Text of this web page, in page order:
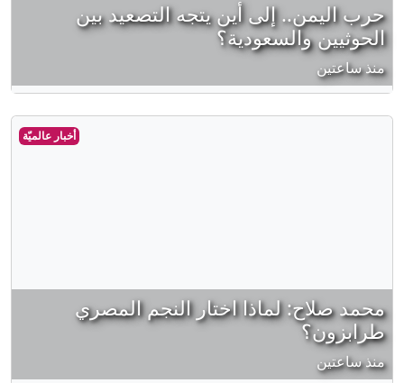
حرب اليمن.. إلى أين يتجه التصعيد بين
الحوثيين والسعودية؟
منذ ساعتين
أخبار عالميّة
محمد صلاح: لماذا اختار النجم المصري
طرابزون؟
منذ ساعتين